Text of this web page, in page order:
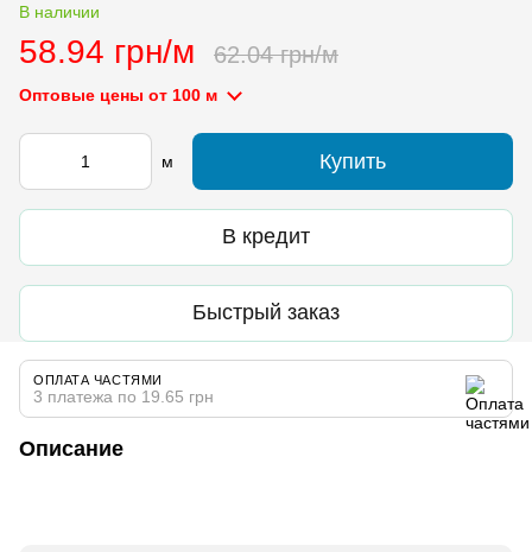
В наличии
58.94 грн/м 62.04 грн/м
Оптовые цены от 100 м
м Купить
В кредит
Быстрый заказ
ОПЛАТА ЧАСТЯМИ
3 платежа по 19.65 грн
Описание